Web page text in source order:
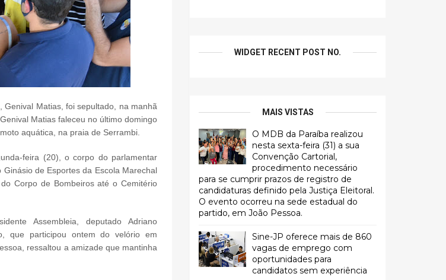
Matias, foi sepultado, na manhã
Matias faleceu no último domingo
aquática, na praia de Serrambi.
feira (20), o corpo do parlamentar
de Esportes da Escola Marechal
Corpo de Bombeiros até o Cemitério
Assembleia, deputado Adriano
que participou ontem do velório em
ressaltou a amizade que mantinha
WIDGET RECENT POST NO.
MAIS VISTAS
O MDB da Paraíba realizou
nesta sexta-feira (31) a sua
Convenção Cartorial,
procedimento necessário
para se cumprir prazos de registro de
candidaturas definido pela Justiça Eleitoral.
O evento ocorreu na sede estadual do
partido, em João Pessoa.
Sine-JP oferece mais de 860
vagas de emprego com
oportunidades para
candidatos sem experiência